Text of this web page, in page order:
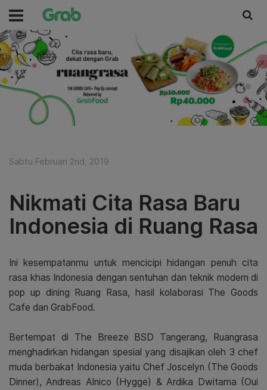
Sabtu Februari 2nd, 2019
Nikmati Cita Rasa Baru
Indonesia di Ruang Rasa
Ini kesempatanmu untuk mencicipi hidangan penuh cita
rasa khas Indonesia dengan sentuhan dan teknik modern di
pop up dining Ruang Rasa, hasil kolaborasi The Goods
Cafe dan GrabFood.
Bertempat di The Breeze BSD Tangerang, Ruangrasa
menghadirkan hidangan spesial yang disajikan oleh 3 chef
muda berbakat Indonesia yaitu Chef Joscelyn (The Goods
Dinner), Andreas Alnico (Hygge) & Ardika Dwitama (Oui